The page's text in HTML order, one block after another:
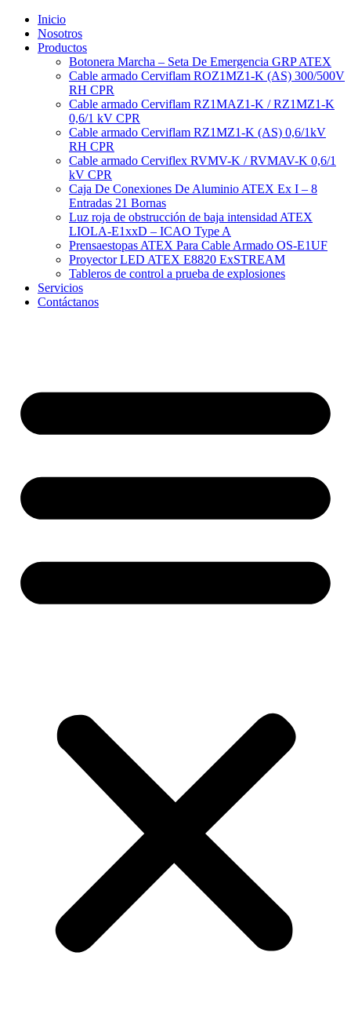
contenido
Inicio
Nosotros
Productos
Botonera Marcha – Seta De Emergencia GRP ATEX
Cable armado Cerviflam ROZ1MZ1-K (AS) 300/500V
RH CPR
Cable armado Cerviflam RZ1MAZ1-K / RZ1MZ1-K
0,6/1 kV CPR
Cable armado Cerviflam RZ1MZ1-K (AS) 0,6/1kV
RH CPR
Cable armado Cerviflex RVMV-K / RVMAV-K 0,6/1
kV CPR
Caja De Conexiones De Aluminio ATEX Ex I – 8
Entradas 21 Bornas
Luz roja de obstrucción de baja intensidad ATEX
LIOLA-E1xxD – ICAO Type A
Prensaestopas ATEX Para Cable Armado OS-E1UF
Proyector LED ATEX E8820 ExSTREAM
Tableros de control a prueba de explosiones
Servicios
Contáctanos